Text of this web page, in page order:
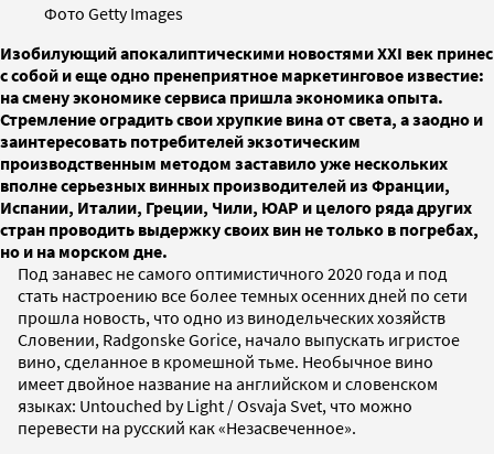
Фото Getty Images
Изобилующий апокалиптическими новостями XXI век принес
с собой и еще одно пренеприятное маркетинговое известие:
на смену экономике сервиса пришла экономика опыта.
Стремление оградить свои хрупкие вина от света, а заодно и
заинтересовать потребителей экзотическим
производственным методом заставило уже нескольких
вполне серьезных винных производителей из Франции,
Испании, Италии, Греции, Чили, ЮАР и целого ряда других
стран проводить выдержку своих вин не только в погребах,
но и на морском дне.
Под занавес не самого оптимистичного 2020 года и под
стать настроению все более темных осенних дней по сети
прошла новость, что одно из винодельческих хозяйств
Словении, Radgonske Gorice, начало выпускать игристое
вино, сделанное в кромешной тьме. Необычное вино
имеет двойное название на английском и словенском
языках: Untouched by Light / Osvaja Svet, что можно
перевести на русский как «Незасвеченное».